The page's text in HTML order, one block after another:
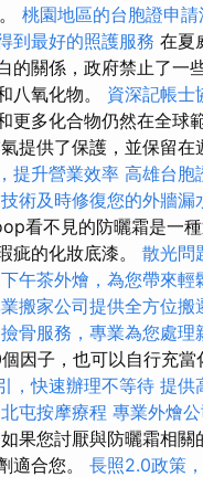
桃園地區的台胞證申請
到最好的照護服務 在夏
的關係，政府禁止了一
八氧化物。 資深記帳士
更多化合物仍然在全球
提供了保護，並保留在
提升營業效率 高雄台胞
術及時修復您的外牆漏
看不見的防曬霜是一種
疵的化妝底漆。 散光問
下午茶外燴，為您帶來輕
搬家公司提供全方位搬
撿骨服務，專業為您處理
因子，也可以自行充當
，快速辦理不等待 提供
北屯按摩療程 專業外燴
如果您討厭與防曬霜相關
適合您。 長照2.0政策